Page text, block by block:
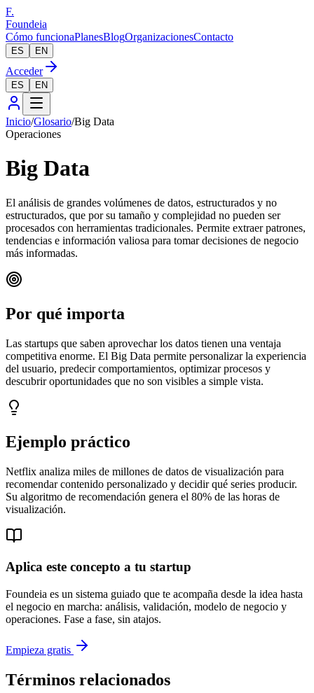
F.
Foundeia
Cómo funcionaPlanesBlogOrganizacionesContacto
ES EN
Acceder
ES EN
Inicio/Glosario/Big Data
Operaciones
Big Data
El análisis de grandes volúmenes de datos, estructurados y no
estructurados, que por su tamaño y complejidad no pueden ser
procesados con herramientas tradicionales. Permite extraer patrones,
tendencias e información valiosa para tomar decisiones de negocio
más informadas.
Por qué importa
Las startups que saben aprovechar los datos tienen una ventaja
competitiva enorme. El Big Data permite personalizar la experiencia
del usuario, predecir comportamientos, optimizar procesos y
descubrir oportunidades que no son visibles a simple vista.
Ejemplo práctico
Netflix analiza miles de millones de datos de visualización para
recomendar contenido personalizado y decidir qué series producir.
Su algoritmo de recomendación genera el 80% de las horas de
visualización.
Aplica este concepto a tu startup
Foundeia es un sistema guiado que te acompaña desde la idea hasta
el negocio en marcha: análisis, validación, modelo de negocio y
operaciones. Fase a fase, sin atajos.
Empieza gratis
Términos relacionados